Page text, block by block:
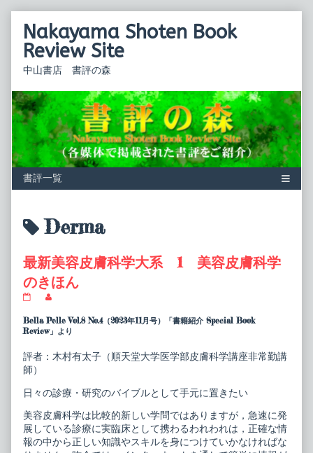
contentNakayama Shoten Book
Review Site
中山書店 書評の森
Posts
tagged
Derma
最新美容皮膚科学大系 1 美容皮膚科学
のきほん
美
容
科
学
系
美
容
皮
膚
posts
by
of
美
皮
膚
科
学
Bella Pelle Vol.8 No.4（2023年11月号）「書籍紹介 Special Book
Review」より
評者：木村有太子（順天堂大学医学部皮膚科学講座非常勤講
師）
日々の診療・研究のバイブルとして手元に置きたい
美容皮膚科学は比較的新しい学問ではありますが，急速に発
展している診療に実臨床として携わるわれわれは，正確な情
報の中から正しい知識やスキルを身につけていかなければな